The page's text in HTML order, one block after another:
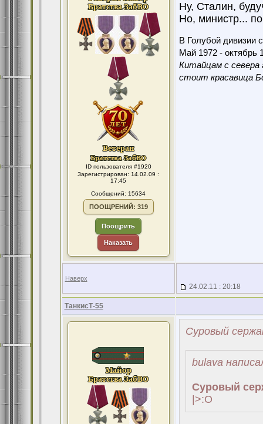
ID пользователя #1920
Зарегистрирован: 14.02.09 :
17:45
Сообщений: 15634
ПООЩРЕНИЙ: 319
Поощрить
Наказать
Ну, Сталин,
Но, министр...
В Голубой дивизии
Май 1972 - октябрь
Китайцам с севера
стоит красавица
Наверх
24.02.11 : 20:18
ТанкисТ-55
Суровый
bulava
Суровый
|>:O